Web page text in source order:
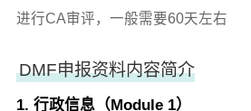
进行CA审评，一般需要60天左右
DMF申报资料内容简介
1. 行政信息（Module 1）